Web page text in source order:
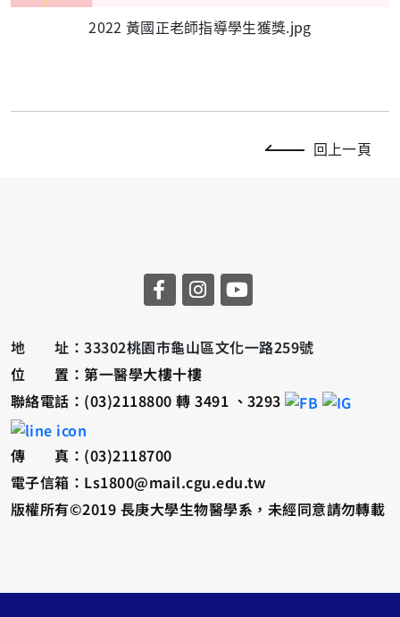
2022 黃國正老師指導學生獲獎.jpg
回上一頁
地 址：33302桃園市龜山區文化一路259號
位 置：第一醫學大樓十樓
聯絡電話：(03)2118800 轉 3491 、3293
傳 真：(03)2118700
電子信箱：Ls1800@mail.cgu.edu.tw
版權所有©2019 長庚大學生物醫學系，未經同意請勿轉載